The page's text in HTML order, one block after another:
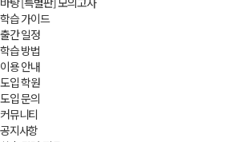
학습 가이드
출간 일정
학습 방법
이용 안내
도입 학원
도입 문의
커뮤니티
공지사항